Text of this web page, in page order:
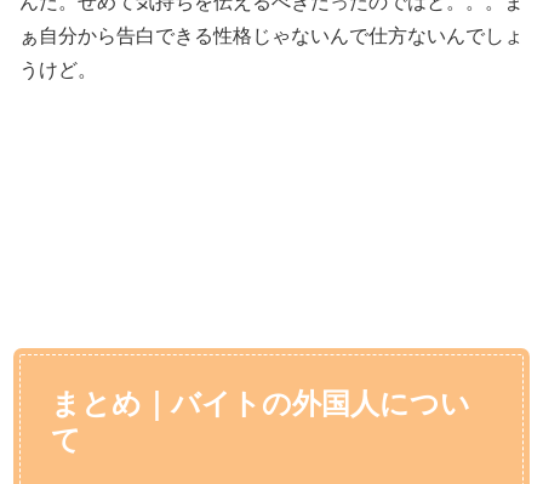
ぁ自分から告白できる性格じゃないんで仕方ないんでしょ
うけど。
まとめ｜バイトの外国人につい
て